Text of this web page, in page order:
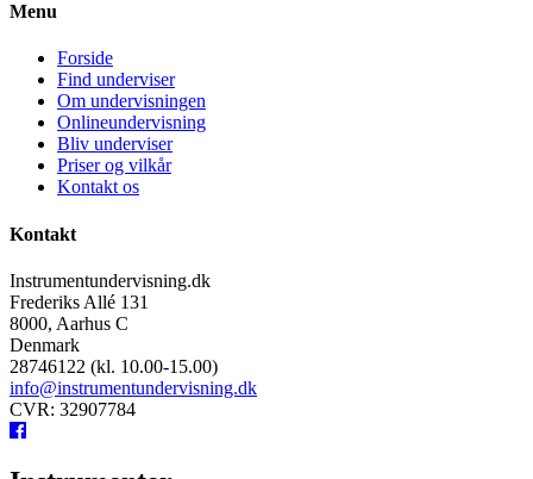
Menu
Forside
Find underviser
Om undervisningen
Onlineundervisning
Bliv underviser
Priser og vilkår
Kontakt os
Kontakt
Instrumentundervisning.dk
Frederiks Allé 131
8000, Aarhus C
Denmark
28746122 (kl. 10.00-15.00)
info@instrumentundervisning.dk
CVR: 32907784